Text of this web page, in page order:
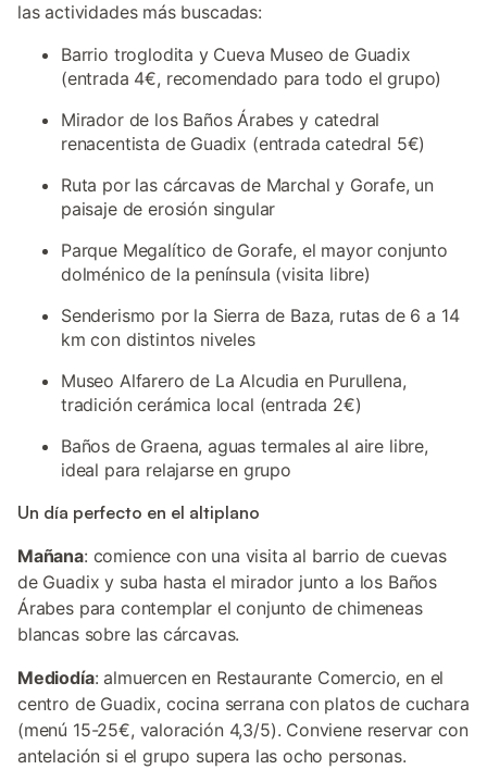
las actividades más buscadas:
Barrio troglodita y Cueva Museo de Guadix
(entrada 4€, recomendado para todo el grupo)
Mirador de los Baños Árabes y catedral
renacentista de Guadix (entrada catedral 5€)
Ruta por las cárcavas de Marchal y Gorafe, un
paisaje de erosión singular
Parque Megalítico de Gorafe, el mayor conjunto
dolménico de la península (visita libre)
Senderismo por la Sierra de Baza, rutas de 6 a 14
km con distintos niveles
Museo Alfarero de La Alcudia en Purullena,
tradición cerámica local (entrada 2€)
Baños de Graena, aguas termales al aire libre,
ideal para relajarse en grupo
Un día perfecto en el altiplano
Mañana: comience con una visita al barrio de cuevas
de Guadix y suba hasta el mirador junto a los Baños
Árabes para contemplar el conjunto de chimeneas
blancas sobre las cárcavas.
Mediodía: almuercen en Restaurante Comercio, en el
centro de Guadix, cocina serrana con platos de cuchara
(menú 15-25€, valoración 4,3/5). Conviene reservar con
antelación si el grupo supera las ocho personas.